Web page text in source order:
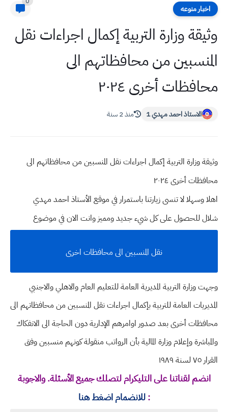
اخبار منوعه
وثيقة وزارة التربية إكمال اجراءات نقل
المنسبين من محافظاتهم الى
محافظات أخرى ٢٠٢٤
الاستاذ احمد مهدي 1 منذ 2 سنة
وثيقة وزارة التربية إكمال اجراءات نقل المنسبين من محافظاتهم الى
محافظات أخرى ٢٠٢٤
اهلا وسهلالا تنسى زيارتنا باستمرار في موقع الأستاذ احمد مهدي
شلال للحصول على كل شيء جديد ومميز وانت الان في موضوع
نقل المنسبين الى محافظات اخرى
وجهت وزارة التربية المديرية العامة للتعليم العام والاهلي والاجنبي
المديريات العامة للتربية بإكمال اجراءات نقل المنسبين من محافظاتهم الى
محافظات أخرى بعد صدور اوامرهم الإدارية دون الحاجة الى الانفكاك
والمباشرة وإعلام وزارة المالية بأن الرواتب منقولة كونهم منسبين وفق
القرار ٧٥ لسنة ١٩٨٩
انضم لقناتنا على التليكرام لتصلك جميع الأسئلة. والاجوبة
: للانضمام اضغط هنا